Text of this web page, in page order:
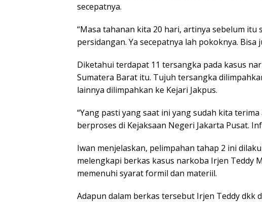
secepatnya.
“Masa tahanan kita 20 hari, artinya sebelum
persidangan. Ya secepatnya lah pokoknya. Bisa
Diketahui terdapat 11 tersangka pada kasus
Sumatera Barat itu. Tujuh tersangka
lainnya dilimpahkan ke Kejari Jakpus.
“Yang pasti yang saat ini yang sudah kita
berproses di Kejaksaan Negeri Jakarta Pusat.
Iwan menjelaskan, pelimpahan tahap 2 ini
melengkapi berkas kasus narkoba Irjen Teddy
memenuhi syarat formil dan materiil.
Adapun dalam berkas tersebut Irjen Teddy dkk